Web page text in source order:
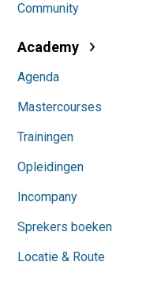
Community
Academy
Agenda
Mastercourses
Trainingen
Opleidingen
Incompany
Sprekers boeken
Locatie & Route